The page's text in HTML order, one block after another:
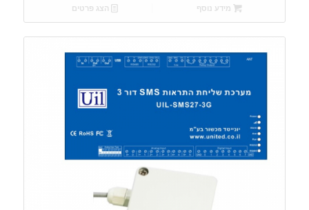
מידע נוסף הצג פרטים